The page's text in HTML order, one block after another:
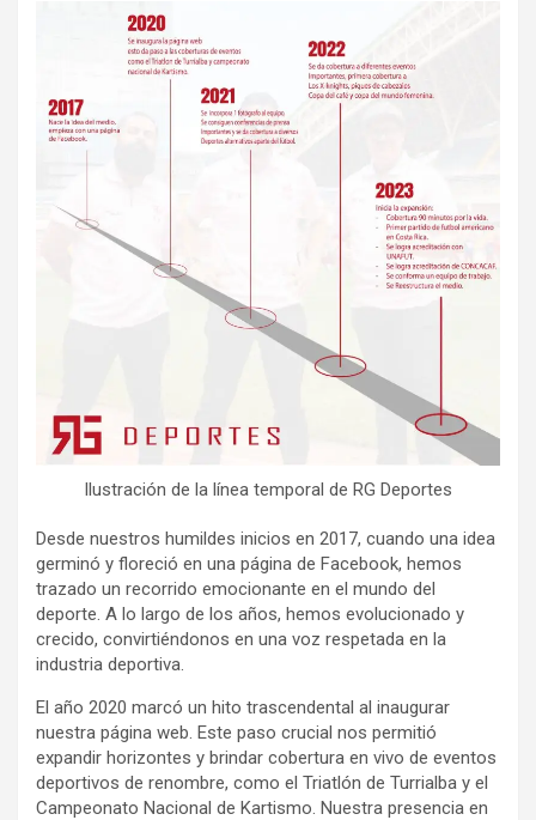
Ilustración de la línea temporal de RG Deportes
Desde nuestros humildes inicios en 2017, cuando una idea
germinó y floreció en una página de Facebook, hemos
trazado un recorrido emocionante en el mundo del
deporte. A lo largo de los años, hemos evolucionado y
crecido, convirtiéndonos en una voz respetada en la
industria deportiva.
El año 2020 marcó un hito trascendental al inaugurar
nuestra página web. Este paso crucial nos permitió
expandir horizontes y brindar cobertura en vivo de eventos
deportivos de renombre, como el Triatlón de Turrialba y el
Campeonato Nacional de Kartismo. Nuestra presencia en